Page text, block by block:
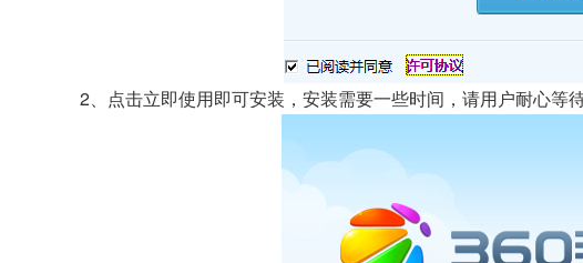
2、点击立即使用即可安装，安装需要一些时间，请用户耐心等